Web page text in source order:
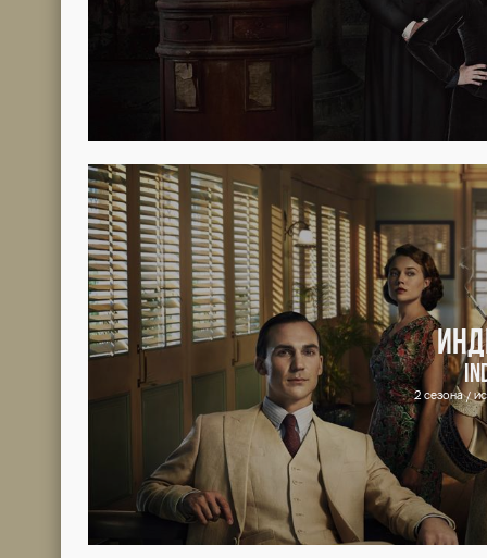
Интересные факты
Экранизация знаменитых арабских сказок.
Похожие сериалы